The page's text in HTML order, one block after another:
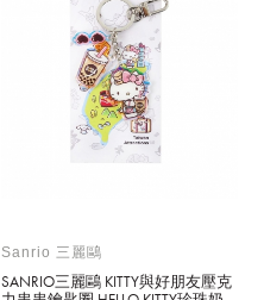
Sanrio 三麗鷗
SANRIO三麗鷗 KITTY與好朋友壓克